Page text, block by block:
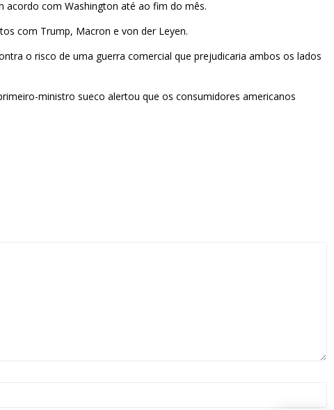
acordo com Washington até ao fim do mês.
com Trump, Macron e von der Leyen.
o risco de uma guerra comercial que prejudicaria ambos os lados
ministro sueco alertou que os consumidores americanos